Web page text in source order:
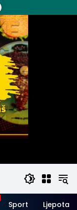
Sport Ljepota i